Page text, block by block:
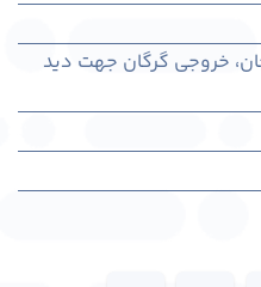
خروجی گرگان جهت دید